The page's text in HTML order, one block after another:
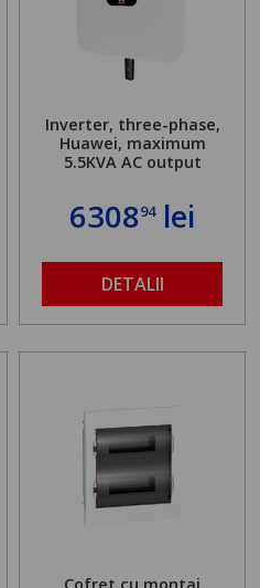
Inverter, three-phase,
Huawei, maximum
5.5KVA AC output
630894lei
DETALII